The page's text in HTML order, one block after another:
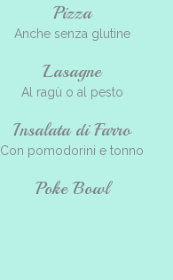
Pizza
Anche senza glutine
Lasagne
Al ragù o al pesto
Insalata di Farro
Con pomodorini e tonno
Poke Bowl